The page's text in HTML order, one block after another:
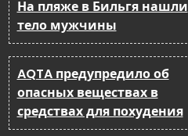
На пляже в Бильгя нашли
тело мужчины
AQTA предупредило об
опасных веществах в
средствах для похудения